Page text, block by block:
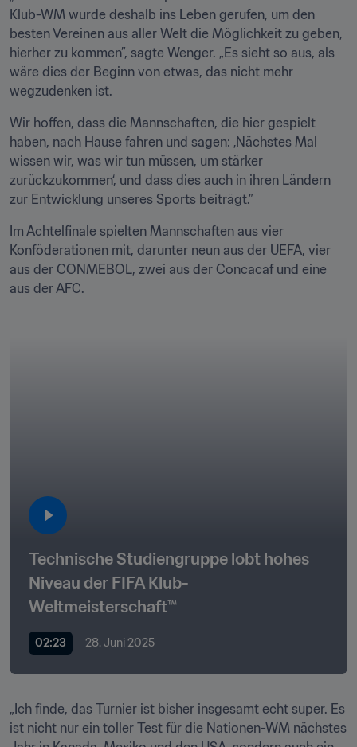
Klub-WM wurde deshalb ins Leben gerufen, um den
besten Vereinen aus aller Welt die Möglichkeit zu geben,
hierher zu kommen”, sagte Wenger. „Es sieht so aus, als
wäre dies der Beginn von etwas, das nicht mehr
wegzudenken ist.
Wir hoffen, dass die Mannschaften, die hier gespielt
haben, nach Hause fahren und sagen: ‚Nächstes Mal
wissen wir, was wir tun müssen, um stärker
zurückzukommen‘, und dass dies auch in ihren Ländern
zur Entwicklung unseres Sports beiträgt.”
Im Achtelfinale spielten Mannschaften aus vier
Konföderationen mit, darunter neun aus der UEFA, vier
aus der CONMEBOL, zwei aus der Concacaf und eine
aus der AFC.
Technische Studiengruppe lobt hohes
Niveau der FIFA Klub-
Weltmeisterschaft™
02:23 28. Juni 2025
„Ich finde, das Turnier ist bisher insgesamt echt super. Es
ist nicht nur ein toller Test für die Nationen-WM nächstes